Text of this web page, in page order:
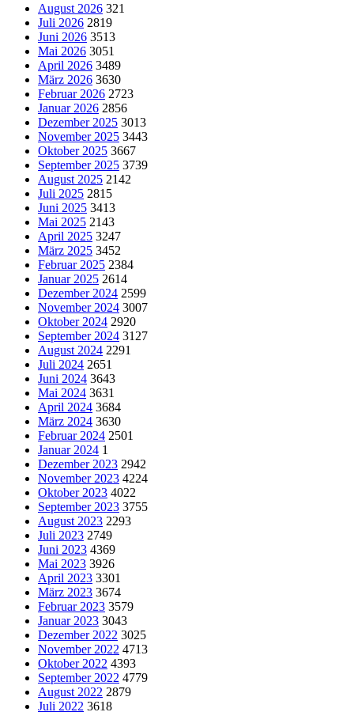
August 2026 321
Juli 2026 2819
Juni 2026 3513
Mai 2026 3051
April 2026 3489
März 2026 3630
Februar 2026 2723
Januar 2026 2856
Dezember 2025 3013
November 2025 3443
Oktober 2025 3667
September 2025 3739
August 2025 2142
Juli 2025 2815
Juni 2025 3413
Mai 2025 2143
April 2025 3247
März 2025 3452
Februar 2025 2384
Januar 2025 2614
Dezember 2024 2599
November 2024 3007
Oktober 2024 2920
September 2024 3127
August 2024 2291
Juli 2024 2651
Juni 2024 3643
Mai 2024 3631
April 2024 3684
März 2024 3630
Februar 2024 2501
Januar 2024 1
Dezember 2023 2942
November 2023 4224
Oktober 2023 4022
September 2023 3755
August 2023 2293
Juli 2023 2749
Juni 2023 4369
Mai 2023 3926
April 2023 3301
März 2023 3674
Februar 2023 3579
Januar 2023 3043
Dezember 2022 3025
November 2022 4713
Oktober 2022 4393
September 2022 4779
August 2022 2879
Juli 2022 3618